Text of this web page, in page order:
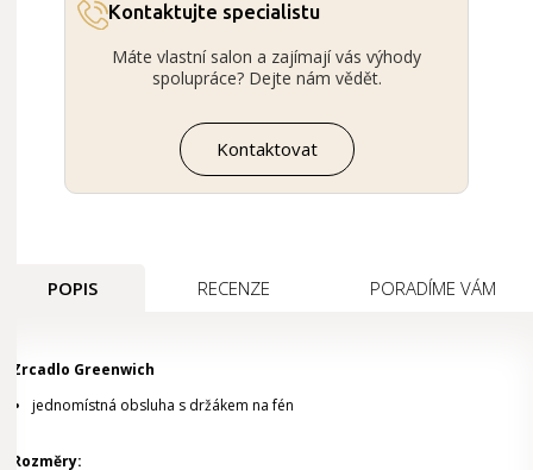
Kontaktujte specialistu
Máte vlastní salon a zajímají vás výhody
spolupráce? Dejte nám vědět.
Kontaktovat
POPIS RECENZE PORADÍME VÁM
Zrcadlo Greenwich
jednomístná obsluha s držákem na fén
Rozměry: